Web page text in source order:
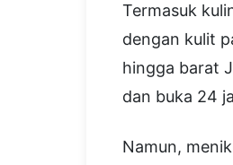
Termasuk
dengan kulit
hingga barat
dan buka 24
Namun,